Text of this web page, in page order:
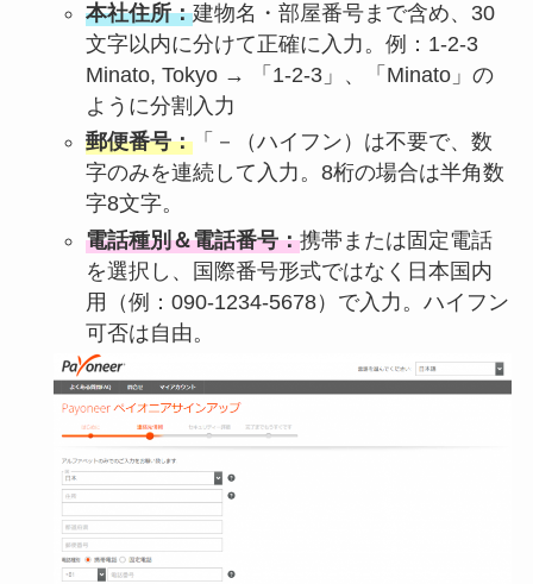
本社住所：建物名・部屋番号まで含め、30
文字以内に分けて正確に入力。例：1-2-3
Minato, Tokyo → 「1-2-3」、「Minato」の
ように分割入力
郵便番号：「－（ハイフン）は不要で、数
字のみを連続して入力。8桁の場合は半角数
字8文字。
電話種別＆電話番号：携帯または固定電話
を選択し、国際番号形式ではなく日本国内
用（例：090-1234-5678）で入力。ハイフン
可否は自由。